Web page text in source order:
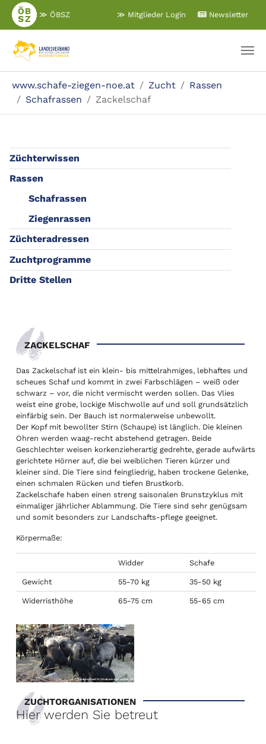
Zum
Hauptinhalt
≫ ÖBSZ Newsletter
≫ Mitglieder Login
www.schafe-ziegen-noe.at Zucht
Rassen
Schafrassen
Zackelschaf
Züchterwissen
Rassen
Schafrassen
Ziegenrassen
Züchteradressen
Zuchtprogramme
Dritte Stellen
ZACKELSCHAF
Das Zackelschaf ist ein klein- bis mittelrahmiges, lebhaftes und
scheues Schaf und kommt in zwei Farbschlägen – weiß oder
schwarz – vor, die nicht vermischt werden sollen. Das Vlies
weist eine grobe, lockige Mischwolle auf und soll grundsätzlich
einfärbig sein. Der Bauch ist normalerweise unbewollt.
Der Kopf mit bewollter Stirn (Schaupe) ist länglich. Die kleinen
Ohren werden waag-recht abstehend getragen. Beide
Geschlechter weisen korkenzieherartig gedrehte, gerade aufwärts
gerichtete Hörner auf, die bei weiblichen Tieren kürzer und
kleiner sind. Die Tiere sind feingliedrig, haben trockene Gelenke,
einen schmalen Rücken und tiefen Brustkorb.
Zackelschafe haben einen streng saisonalen Brunstzyklus mit
einmaliger jährlicher Ablammung. Die Tiere sind sehr genügsam
und somit besonders zur Landschafts-pflege geeignet.
Körpermaße:
Widder Schafe
Gewicht 55-70 kg 35-50 kg
Widerristhöhe 65-75 cm 55-65 cm
ZUCHTORGANISATIONEN
Hier werden Sie betreut